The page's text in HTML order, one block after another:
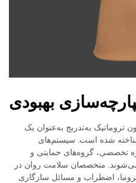
بهبودی
تروماتیک به‌تدریج به‌عنوان یک
شده است. سیستم‌های
تخصصی، گروه‌های حمایتی و
می‌شوند. متخصصان سلامت روان در
اضطراب و مسائل سازگاری